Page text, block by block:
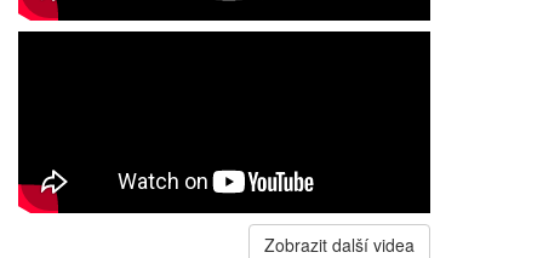
Zobrazit další videa